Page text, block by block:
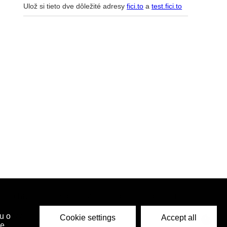
Ulož si tieto dve dôležité adresyfici.to atest.fici.to
277 +421 950 661 116